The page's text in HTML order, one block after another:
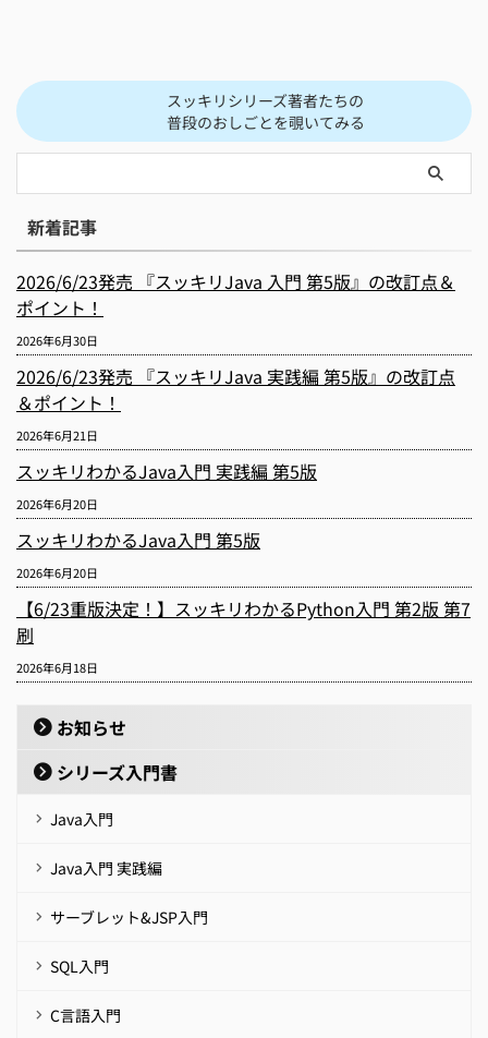
スッキリシリーズ著者たちの
普段のおしごとを覗いてみる
新着記事
2026/6/23発売 『スッキリJava 入門 第5版』の改訂点＆
ポイント！
2026年6月30日
2026/6/23発売 『スッキリJava 実践編 第5版』の改訂点
＆ポイント！
2026年6月21日
スッキリわかるJava入門 実践編 第5版
2026年6月20日
スッキリわかるJava入門 第5版
2026年6月20日
【6/23重版決定！】スッキリわかるPython入門 第2版 第7
刷
2026年6月18日
お知らせ
シリーズ入門書
Java入門
Java入門 実践編
サーブレット&JSP入門
SQL入門
C言語入門